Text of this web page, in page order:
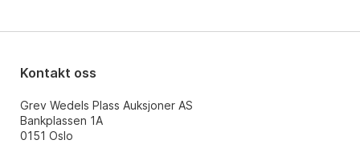
Kontakt oss
Grev Wedels Plass Auksjoner AS
Bankplassen 1A
0151 Oslo